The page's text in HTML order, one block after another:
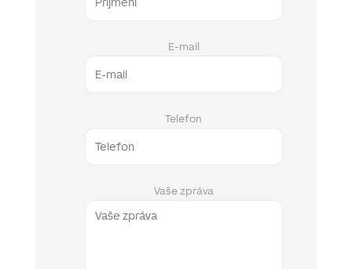
E-mail
Telefon
Vaše zpráva